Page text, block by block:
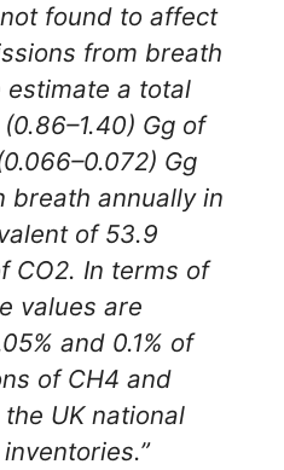
found to affect
from breath
estimate a total
Gg of
Gg
breath annually in
of 53.9
CO2. In terms of
values are
and 0.1% of
of CH4 and
UK national